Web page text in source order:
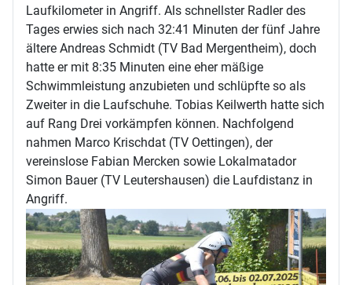
Laufkilometer in Angriff. Als schnellster Radler des
Tages erwies sich nach 32:41 Minuten der fünf Jahre
ältere Andreas Schmidt (TV Bad Mergentheim), doch
hatte er mit 8:35 Minuten eine eher mäßige
Schwimmleistung anzubieten und schlüpfte so als
Zweiter in die Laufschuhe. Tobias Keilwerth hatte sich
auf Rang Drei vorkämpfen können. Nachfolgend
nahmen Marco Krischdat (TV Oettingen), der
vereinslose Fabian Mercken sowie Lokalmatador
Simon Bauer (TV Leutershausen) die Laufdistanz in
Angriff.